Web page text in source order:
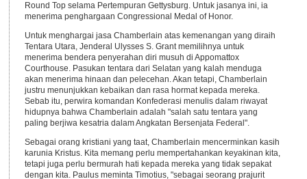
Round Top selama Pertempuran Gettysburg. Untuk jasanya ini, ia
menerima penghargaan Congressional Medal of Honor.
Untuk menghargai jasa Chamberlain atas kemenangan yang diraih
Tentara Utara, Jenderal Ulysses S. Grant memilihnya untuk
menerima bendera penyerahan diri musuh di Appomattox
Courthouse. Pasukan tentara dari Selatan yang kalah menduga
akan menerima hinaan dan pelecehan. Akan tetapi, Chamberlain
justru menunjukkan kebaikan dan rasa hormat kepada mereka.
Sebab itu, perwira komandan Konfederasi menulis dalam riwayat
hidupnya bahwa Chamberlain adalah "salah satu tentara yang
paling berjiwa kesatria dalam Angkatan Bersenjata Federal".
Sebagai orang kristiani yang taat, Chamberlain mencerminkan kasih
karunia Kristus. Kita memang perlu mempertahankan keyakinan kita,
tetapi juga perlu bermurah hati kepada mereka yang tidak sepakat
dengan kita. Paulus meminta Timotius, "sebagai seorang prajurit